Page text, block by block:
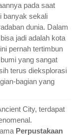
pada saat
banyak sekali
dunia. Dalam
jadi adalah kota
pernah tertimbun
yang sangat
terus dieksplorasi
bagian yang
City, terdapat
Perpustakaan